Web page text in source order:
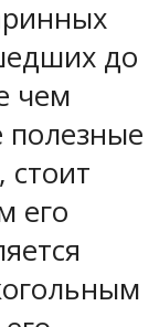
до
чем
полезные
стоит
его